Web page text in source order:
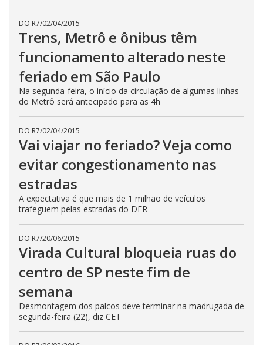
DO R7/02/04/2015
Trens, Metrô e ônibus têm
funcionamento alterado neste
feriado em São Paulo
Na segunda-feira, o início da circulação de algumas linhas
do Metrô será antecipado para as 4h
DO R7/02/04/2015
Vai viajar no feriado? Veja como
evitar congestionamento nas
estradas
A expectativa é que mais de 1 milhão de veículos
trafeguem pelas estradas do DER
DO R7/20/06/2015
Virada Cultural bloqueia ruas do
centro de SP neste fim de
semana
Desmontagem dos palcos deve terminar na madrugada de
segunda-feira (22), diz CET